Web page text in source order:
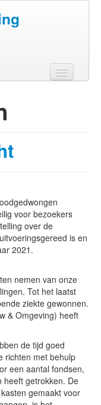
voor bezoekers
over de
is en
2021.
nemen van onze
Tot het laatst
ziekte gewonnen.
& Omgeving) heeft
de tijd goed
richten met behulp
een aantal fondsen,
heeft getrokken. De
gemaakt voor